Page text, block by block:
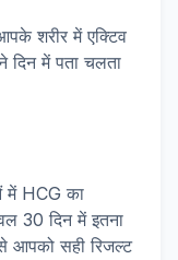
शरीर में एक्टिव
दिन में पता चलता
में HCG का
30 दिन में इतना
से आपको सही रिजल्ट